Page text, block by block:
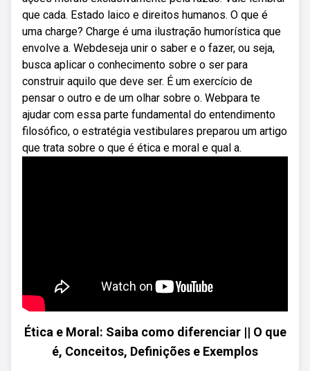
que cada. Estado laico e direitos humanos. O que é
uma charge? Charge é uma ilustração humorística que
envolve a. Webdeseja unir o saber e o fazer, ou seja,
busca aplicar o conhecimento sobre o ser para
construir aquilo que deve ser. É um exercício de
pensar o outro e de um olhar sobre o. Webpara te
ajudar com essa parte fundamental do entendimento
filosófico, o estratégia vestibulares preparou um artigo
que trata sobre o que é ética e moral e qual a.
Ética e Moral: Saiba como diferenciar || O que
é, Conceitos, Definições e Exemplos